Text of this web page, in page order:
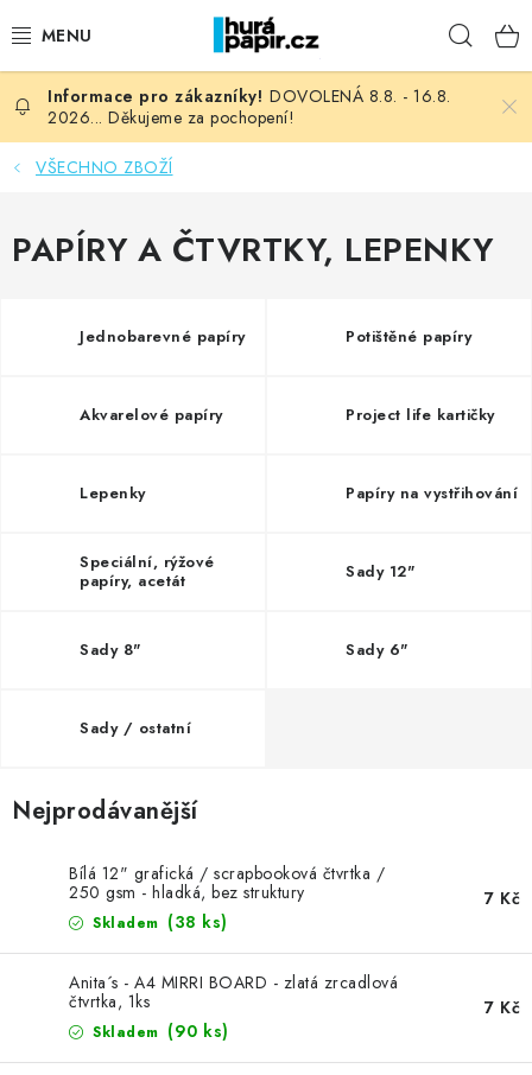
na
NOVINKY
HURÁ DÍLNA
VŠECHNO ZBOŽÍ
KURZY NATY LYSAK
OBLÍBENÉ ♥️
ZNAČKY
Doprava Kontakty
Oblíbené ♥️
Podmínky ochrany osobních údajů
DOVOLENÁ 8.8. - 16.8.
2026... Děkujeme za pochopení!
VŠECHNO ZBOŽÍ
PAPÍRY A ČTVRTKY, LEPENKY
Jednobarevné papíry Potištěné papíry
Akvarelové papíry Project life kartičky
Lepenky Papíry na vystřihování
Speciální, rýžové
papíry, acetát
Sady 12"
Sady 8" Sady 6"
Sady / ostatní
Nejprodávanější
Bílá 12" grafická / scrapbooková čtvrtka /
250 gsm - hladká, bez struktury
Skladem (38 ks)
7 Kč
Anita´s - A4 MIRRI BOARD - zlatá zrcadlová
čtvrtka, 1ks
Skladem (90 ks)
7 Kč